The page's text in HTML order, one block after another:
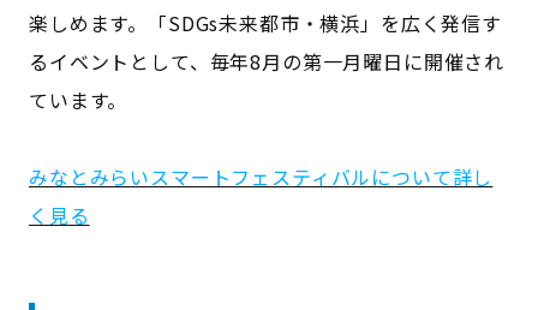
楽しめます。「SDGs未来都市・横浜」を広く発信す
るイベントとして、毎年8月の第一月曜日に開催され
ています。
みなとみらいスマートフェスティバルについて詳し
く見る